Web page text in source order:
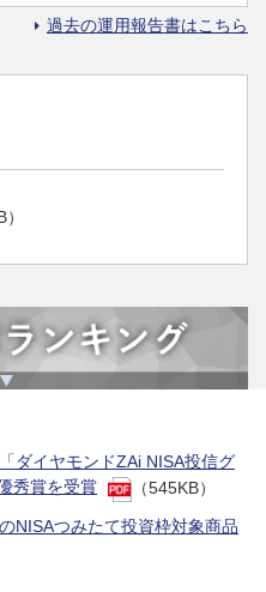
過去の運用報告書はこちら
ダイヤモンドZAi NISA投信グ
秀賞を受賞
（545KB）
NISAつみたて投資枠対象商品